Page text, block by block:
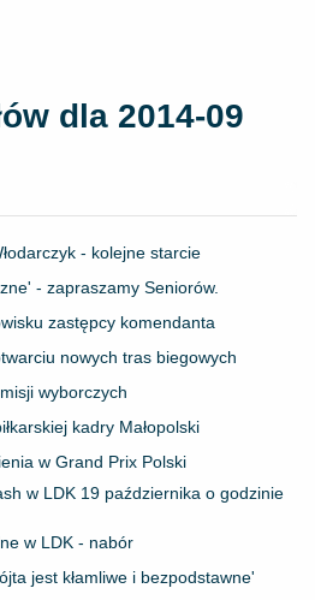
dla 2014-09
- kolejne starcie
- zapraszamy Seniorów.
zastępcy komendanta
nowych tras biegowych
wyborczych
kadry Małopolski
w Grand Prix Polski
w LDK 19 października o godzinie
w LDK - nabór
jest kłamliwe i bezpodstawne'